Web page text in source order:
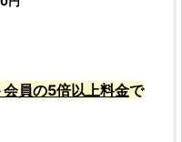
員の5倍以上料金で